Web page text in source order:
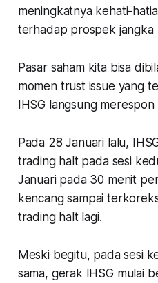
meningkatnya kehati-
terhadap prospek jangka
Pasar saham kita bisa
momen trust issue yang
IHSG langsung
Pada 28 Januari lalu,
trading halt pada sesi
Januari pada 30 menit
kencang sampai
trading halt lagi.
Meski begitu, pada sesi
sama, gerak IHSG mulai